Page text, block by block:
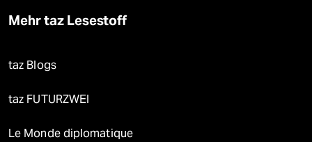
Mehr taz Lesestoff
taz Blogs
taz FUTURZWEI
Le Monde diplomatique